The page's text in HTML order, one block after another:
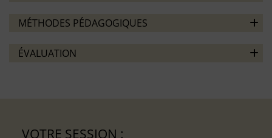
MÉTHODES PÉDAGOGIQUES
ÉVALUATION
VOTRE SESSION :